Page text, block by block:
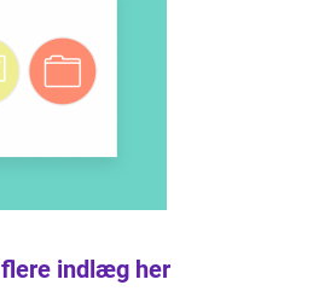
indlæg her